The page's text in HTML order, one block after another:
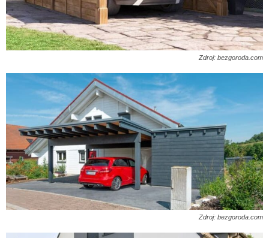
Zdroj: bezgoroda.com
Zdroj: bezgoroda.com